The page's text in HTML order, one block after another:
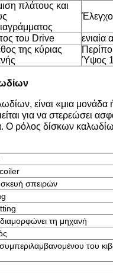
πλάτους και
του Drive
ενιαία
της κύριας
Ύψος
είναι «μια μονάδα
για να στερεώσει
Ο ρόλος δίσκων
σπειρών
τη μηχανή
του